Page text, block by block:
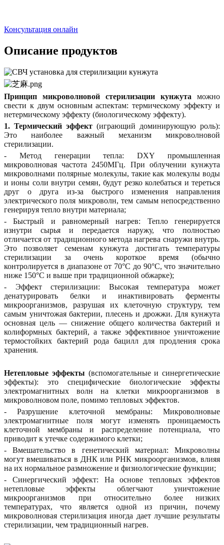
Консультация онлайн
Описание продуктов
Принцип микроволновой стерилизации кунжута
можно
свести к двум основным аспектам: термическому эффекту и
нетермическому эффекту (биологическому эффекту).
1. Термический эффект (играющий доминирующую роль):
Это наиболее важный механизм микроволновой
стерилизации.
- Метод генерации тепла: DXY промышленная
микроволновая частота 2450МГц. При облучении кунжута
микроволнами полярные молекулы, такие как молекулы воды
и ионы соли внутри семян, будут резко колебаться и тереться
друг о друга из-за быстрого изменения направления
электрического поля микроволн, тем самым непосредственно
генерируя тепло внутри материала;
- Быстрый и равномерный нагрев: Тепло генерируется
изнутри сырья и передается наружу, что полностью
отличается от традиционного метода нагрева снаружи внутрь.
Это позволяет семенам кунжута достигать температуры
стерилизации за очень короткое время (обычно
контролируется в диапазоне от 70°C до 90°C, что значительно
ниже 150°C и выше при традиционной обжарке);
- Эффект стерилизации: Высокая температура может
денатурировать белки и инактивировать ферменты
микроорганизмов, разрушая их клеточную структуру, тем
самым уничтожая бактерии, плесень и дрожжи. Для кунжута
основная цель — снижение общего количества бактерий и
колиформных бактерий, а также эффективное уничтожение
термостойких бактерий рода бацилл для продления срока
хранения.
Нетепловые эффекты (вспомогательные и синергетические
эффекты): это специфические биологические эффекты
электромагнитных волн на клетки микроорганизмов в
микроволновом поле, помимо тепловых эффектов.
- Разрушение клеточной мембраны: Микроволновые
электромагнитные поля могут изменять проницаемость
клеточной мембраны и распределение потенциала, что
приводит к утечке содержимого клетки;
- Вмешательство в генетический материал: Микроволны
могут вмешиваться в ДНК или РНК микроорганизмов, влияя
на их нормальное размножение и физиологические функции;
- Синергический эффект: На основе тепловых эффектов
нетепловые эффекты облегчают уничтожение
микроорганизмов при относительно более низких
температурах, что является одной из причин, почему
микроволновая стерилизация иногда дает лучшие результаты
стерилизации, чем традиционный нагрев.